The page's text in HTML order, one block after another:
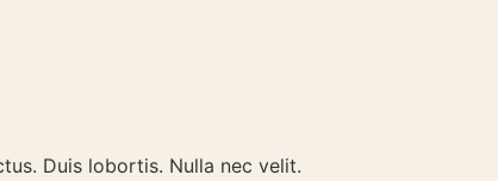
Duis lobortis. Nulla nec velit.